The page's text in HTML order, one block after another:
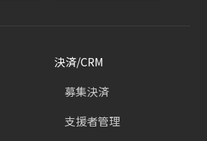
決済/CRM
募集決済
支援者管理